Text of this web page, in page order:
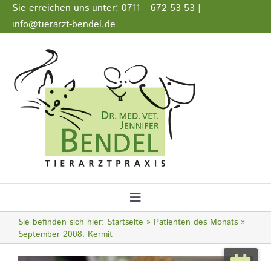
Zum
Inhalt
Sie erreichen uns unter: 0711 – 672 53 53 |
info@tierarzt-bendel.de
Stellenangebote
Impressum
Datenschutz
Toggle
Navigation
Startseite
Sie befinden sich hier: Startseite
Patienten des Monats
September 2008: Kermit